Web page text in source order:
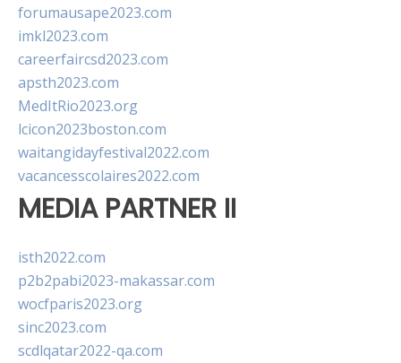
forumausape2023.com
imkl2023.com
careerfaircsd2023.com
apsth2023.com
MedItRio2023.org
lcicon2023boston.com
waitangidayfestival2022.com
vacancesscolaires2022.com
MEDIA PARTNER II
isth2022.com
p2b2pabi2023-makassar.com
wocfparis2023.org
sinc2023.com
scdlqatar2022-qa.com